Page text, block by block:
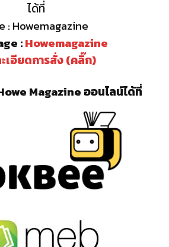
ได้ที่
: Howemagazine
:Howemagazine
เอียดการสั่ง (คลิ๊ก)
Magazine ออนไลน์ได้ที่